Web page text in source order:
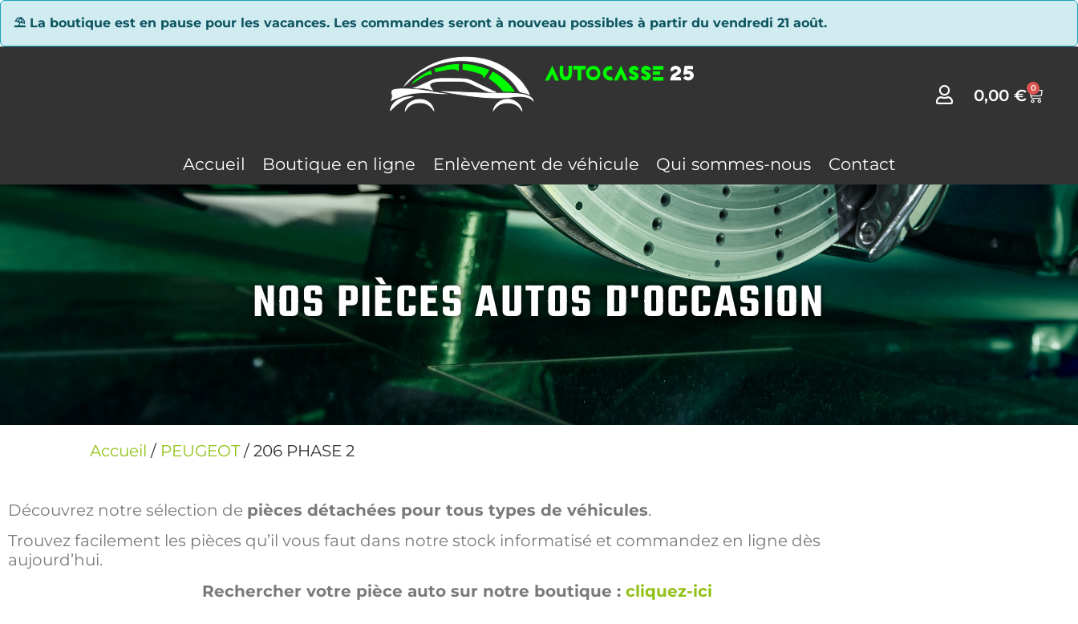
⛱ La boutique est en pause pour les vacances. Les commandes seront à nouveau possibles à partir du vendredi 21 août.
0,00€ 0
Accueil Boutique en ligne Enlèvement de véhicule Qui sommes-nous Contact
NOS PIÈCES AUTOS D'OCCASION
Accueil / PEUGEOT/ 206 PHASE 2
Découvrez notre sélection de pièces détachées pour tous types de véhicules.
Trouvez facilement les pièces qu’il vous faut dans notre stock informatisé et commandez en ligne dès
aujourd’hui.
Rechercher votre pièce auto sur notre boutique : cliquez-ici
Panneau de gestion des cookies